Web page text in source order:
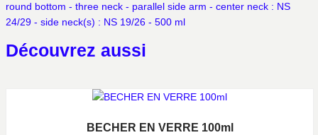
flask
round bottom - three neck - parallel side arm - center neck : NS
24/29 - side neck(s) : NS 19/26 - 500 ml
Découvrez aussi
BECHER EN VERRE 100ml